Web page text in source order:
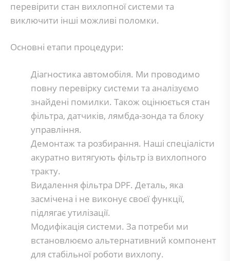
перевірити стан вихлопної системи та
виключити інші можливі поломки.
Основні етапи процедури:
Діагностика автомобіля. Ми проводимо
повну перевірку системи та аналізуємо
знайдені помилки. Також оцінюється стан
фільтра, датчиків, лямбда-зонда та блоку
управління.
Демонтаж та розбирання. Наші спеціалісти
акуратно витягують фільтр із вихлопного
тракту.
Видалення фільтра DPF. Деталь, яка
засмічена і не виконує своєї функції,
підлягає утилізації.
Модифікація системи. За потреби ми
встановлюємо альтернативний компонент
для стабільної роботи вихлопу.